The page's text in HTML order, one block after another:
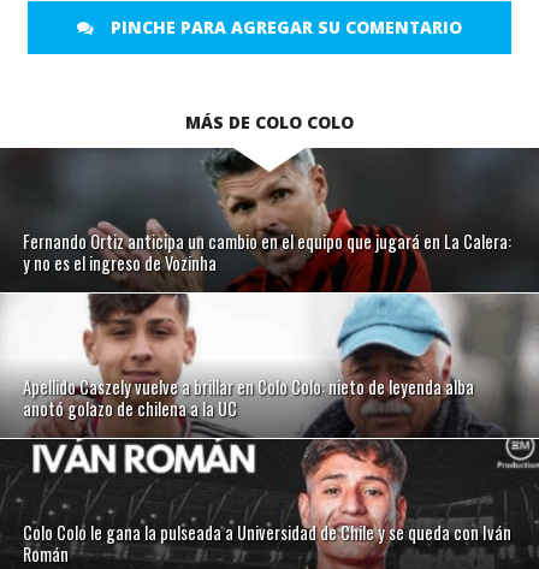
PINCHE PARA AGREGAR SU COMENTARIO
MÁS DE COLO COLO
Fernando Ortiz anticipa un cambio en el equipo que jugará en La Calera:
y no es el ingreso de Vozinha
Apellido Caszely vuelve a brillar en Colo Colo: nieto de leyenda alba
anotó golazo de chilena a la UC
Colo Colo le gana la pulseada a Universidad de Chile y se queda con Iván
Román